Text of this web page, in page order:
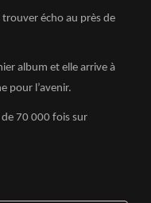
écho au près de
album et elle arrive à
pour l’avenir.
70 000 fois sur